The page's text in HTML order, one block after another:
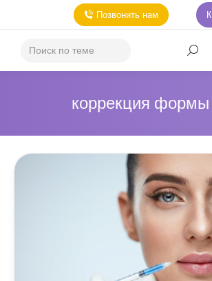
Позвонить нам
коррекция формы